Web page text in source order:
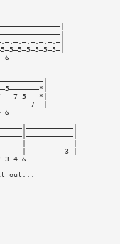
&
&
3 4 &
out...